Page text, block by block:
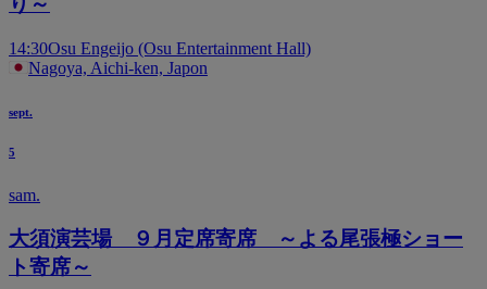
14:30Osu Engeijo (Osu Entertainment Hall)
Nagoya, Aichi-ken, Japon
sept.
5
sam.
大須演芸場 ９月定席寄席 ～よる尾張極ショー
ト寄席～